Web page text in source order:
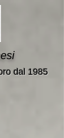
dal 1985